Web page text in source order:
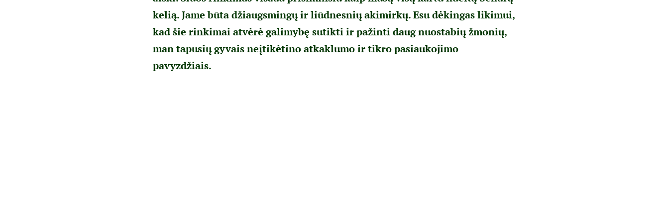
kelią. Jame būta džiaugsmingų ir liūdnesnių akimirkų. Esu dėkingas likimui,
kad šie rinkimai atvėrė galimybę sutikti ir pažinti daug nuostabių žmonių,
man tapusių gyvais neįtikėtino atkaklumo ir tikro pasiaukojimo
pavyzdžiais.